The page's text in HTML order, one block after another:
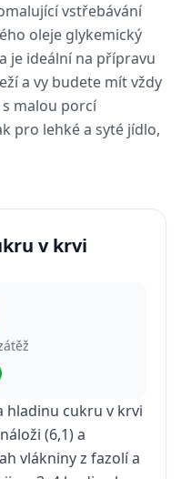
vstřebávání
oleje glykemický
je ideální na přípravu
a vy budete mít vždy
malou porcí
pro lehké a syté jídlo,
v krvi
hladinu cukru v krvi
(6,1) a
vlákniny z fazolí a